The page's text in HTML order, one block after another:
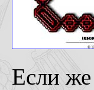
Если же